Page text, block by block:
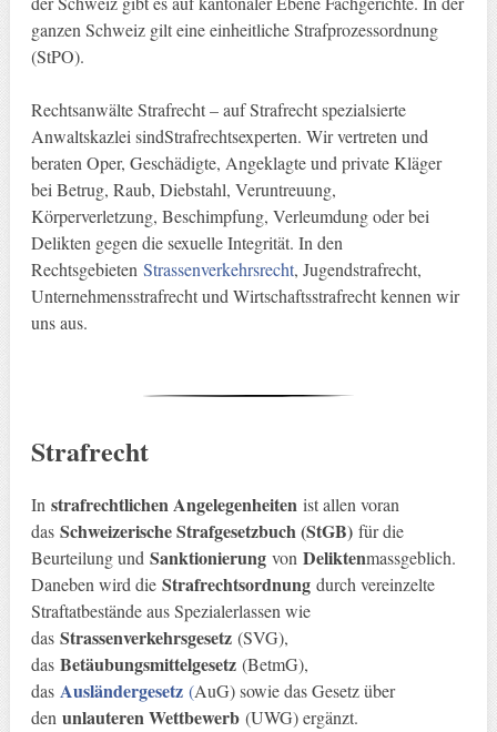
ganzen Schweiz gilt eine einheitliche Strafprozessordnung
(StPO).
Rechtsanwälte Strafrecht – auf Strafrecht spezialsierte
Anwaltskazlei sindStrafrechtsexperten. Wir vertreten und
beraten Oper, Geschädigte, Angeklagte und private Kläger
bei Betrug, Raub, Diebstahl, Veruntreuung,
Körperverletzung, Beschimpfung, Verleumdung oder bei
Delikten gegen die sexuelle Integrität. In den
Rechtsgebieten Strassenverkehrsrecht, Jugendstrafrecht,
Unternehmensstrafrecht und Wirtschaftsstrafrecht kennen wir
uns aus.
Strafrecht
In strafrechtlichen Angelegenheitenist allen voran
das Schweizerische Strafgesetzbuch (StGB)für die
Beurteilung und Sanktionierungvon Deliktenmassgeblich.
Daneben wird dieStrafrechtsordnung durch vereinzelte
Straftatbestände aus Spezialerlassen wie
das Strassenverkehrsgesetz(SVG),
das Betäubungsmittelgesetz(BetmG),
das Ausländergesetz(AuG) sowie das Gesetz über
den unlauteren Wettbewerb(UWG) ergänzt.